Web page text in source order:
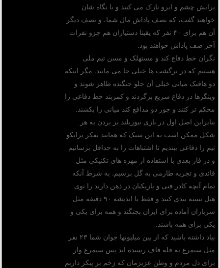
برایش چشم و ابرو نازک می کنند و با نگاه شان
خواهند گفت، که نصف پاداش مال شما، و نصف دیگر
آن هم برای ۴۰ نفر که یقینا دستیاران هم جزو نفرات
آخر صف پاداش خواهند بود.
نگران خط دفاع کند و مستهلک و مسن تیم ملی
هستیم که در برگشت ها خیلی جا می مانند. مگر اینکه
دو هافبک میانی خیلی آن جلو جنگنده ظاهر شوند و
وینگرها در دفاع سریع برگردند و کمربند خط دفاعی را
محکم تر کنند و جور دو مدافع کند میانی را بکشند.
بنابراین اصل اول در بازی نیوزیلند بر بردن به هر
شکل ممکن است به این سبک که همانند تفکر برانکو
تیم را دفاعی ببندیم تا اشتباهات را به حداقل برسانیم
و در فاز بعدی با استفاده از مهره های تکنیکی مثل
قائدی و تجربه طارمی به گل برسیم. به شرط آنکه
تمام آنچه کادر فنی و بازیکنان در ذهن دارند را توی
هتل بسته بندی کنند و فقط با اندیشه ۹۰ دقیقه مثل
سربازان آماده برای ایران بجنگند و همه برای یکی و
یکی برای همه باشند.
بیاد داشته باشید که از بین میلیونها جوان شما ۲۳ نفر
مثل سیمرغ به قله قاف رسیده اید پس سیمرغ وار
برای دل مردم و وطن عزیزمان که زخم بر پیکر داریم